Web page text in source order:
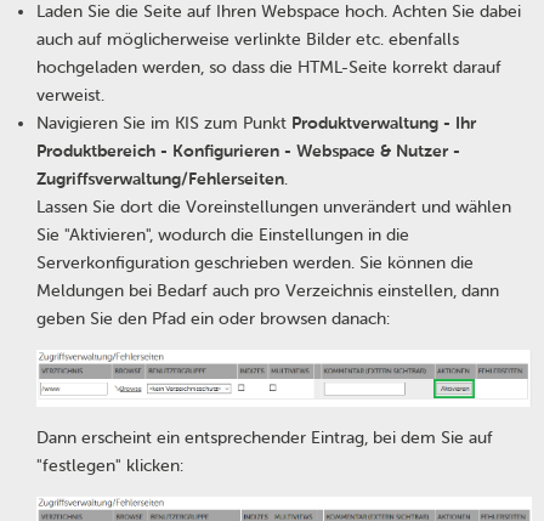
Laden Sie die Seite auf Ihren Webspace hoch. Achten Sie dabei
auch auf möglicherweise verlinkte Bilder etc. ebenfalls
hochgeladen werden, so dass die HTML-Seite korrekt darauf
verweist.
Navigieren Sie im KIS zum Punkt Produktverwaltung - Ihr
Produktbereich - Konfigurieren - Webspace & Nutzer -
Zugriffsverwaltung/Fehlerseiten.
Lassen Sie dort die Voreinstellungen unverändert und wählen
Sie "Aktivieren", wodurch die Einstellungen in die
Serverkonfiguration geschrieben werden. Sie können die
Meldungen bei Bedarf auch pro Verzeichnis einstellen, dann
geben Sie den Pfad ein oder browsen danach:
Dann erscheint ein entsprechender Eintrag, bei dem Sie auf
"festlegen" klicken: